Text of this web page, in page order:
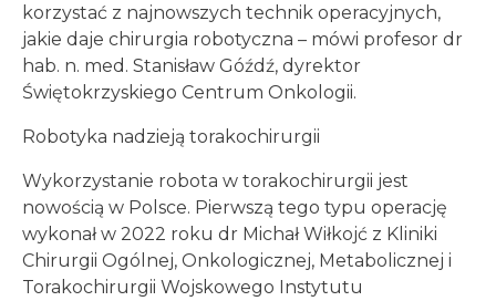
korzystać z najnowszych technik operacyjnych,
jakie daje chirurgia robotyczna – mówi profesor dr
hab. n. med. Stanisław Góźdź, dyrektor
Świętokrzyskiego Centrum Onkologii.
Robotyka nadzieją torakochirurgii
Wykorzystanie robota w torakochirurgii jest
nowością w Polsce. Pierwszą tego typu operację
wykonał w 2022 roku dr Michał Wiłkojć z Kliniki
Chirurgii Ogólnej, Onkologicznej, Metabolicznej i
Torakochirurgii Wojskowego Instytutu